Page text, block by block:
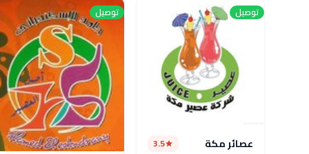
توصيل
عصائر مكة 3.5
توصيل